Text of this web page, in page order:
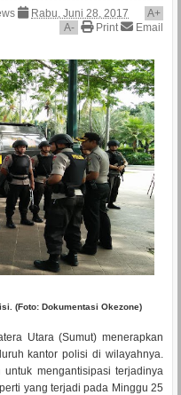
Rabu, Juni 28, 2017 A+
A- Print Email
(Foto: Dokumentasi Okezone)
Utara (Sumut) menerapkan
kantor polisi di wilayahnya.
untuk mengantisipasi terjadinya
yang terjadi pada Minggu 25